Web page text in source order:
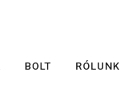
BOLT RÓLUNK